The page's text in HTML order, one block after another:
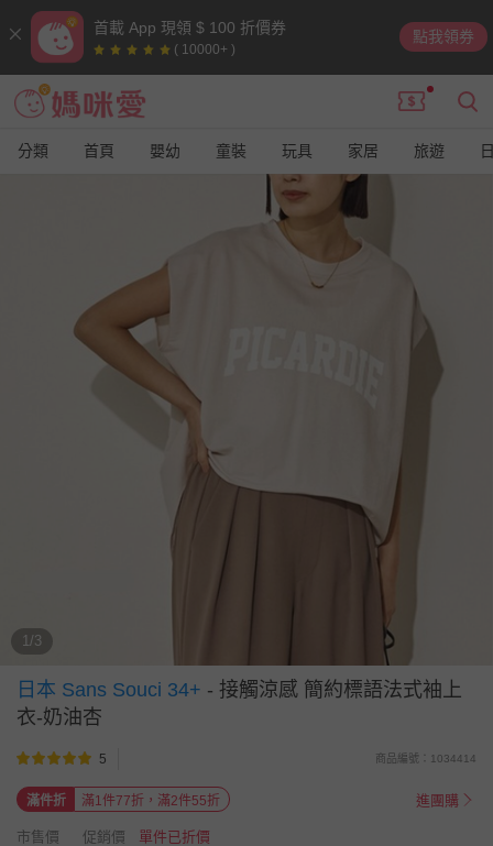
首載 App 現領 $ 100 折價券
( 10000+ )
點我領券
分類 首頁 嬰幼 童裝 玩具 家居 旅遊
1/3
日本 Sans Souci 34+ - 接觸涼感 簡約標語法式袖上
衣-奶油杏
5 商品編號：1034414
滿件折 滿1件77折，滿2件55折 進團購
市售價 促銷價 單件已折價